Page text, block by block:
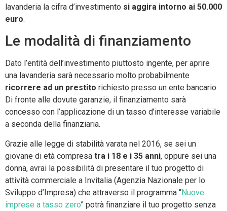
lavanderia la cifra d’investimento si aggira intorno ai 50.000
euro.
Le modalità di finanziamento
Dato l’entità dell’investimento piuttosto ingente, per aprire
una lavanderia sarà necessario molto probabilmente
ricorrere ad un prestito richiesto presso un ente bancario.
Di fronte alle dovute garanzie, il finanziamento sarà
concesso con l’applicazione di un tasso d’interesse variabile
a seconda della finanziaria.
Grazie alle legge di stabilità varata nel 2016, se sei un
giovane di età compresa tra i 18 e i 35 anni, oppure sei una
donna, avrai la possibilità di presentare il tuo progetto di
attività commerciale a Invitalia (Agenzia Nazionale per lo
Sviluppo d’Impresa) che attraverso il programma “Nuove
imprese a tasso zero” potrà finanziare il tuo progetto senza